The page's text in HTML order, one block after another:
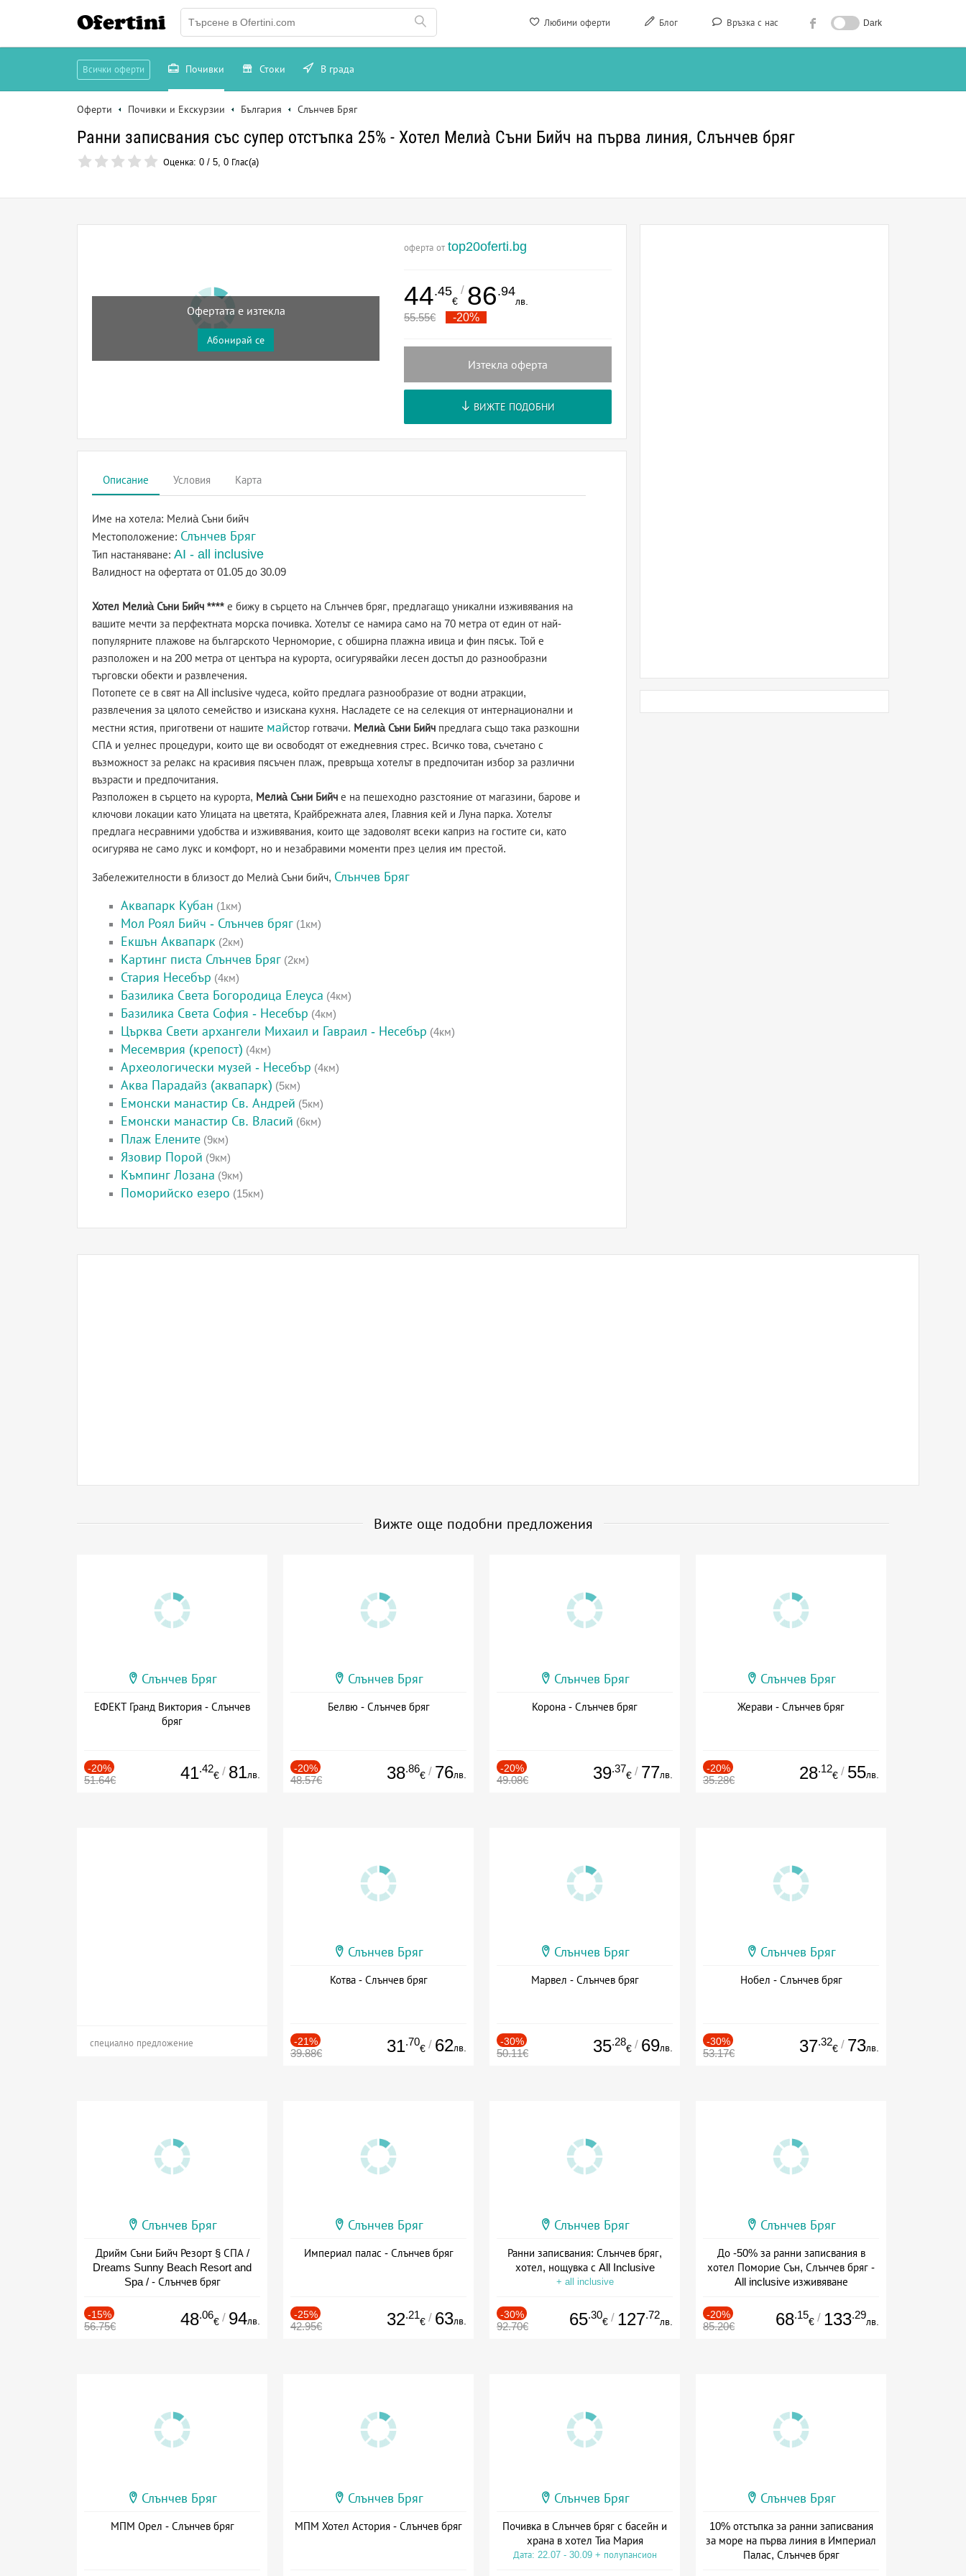
Любими оферти Блог Връзка с нас Dark
Ofertini
Всички оферти Почивки Стоки В града
Оферти Почивки и Екскурзии България Слънчев Бряг
Ранни записвания със супер отстъпка 25% - Хотел Мелиà Съни Бийч на първа линия, Слънчев бряг
Оценка: 0 / 5, 0 Глас(а)
Офертата е изтекла
Абонирай се
оферта от top20oferti.bg
44.45
€
/ 86.94
лв.
55.55€ -20%
Изтекла оферта
ВИЖТЕ ПОДОБНИ
Описание Условия Карта
Име на хотела: Мелиа̀ Съни бийч
Местоположение: Слънчев Бряг
Тип настаняване: AI - all inclusive
Валидност на офертата от 01.05 до 30.09
Хотел Мелиà Съни Бийч **** е бижу в сърцето на Слънчев бряг, предлагащо уникални изживявания на
вашите мечти за перфектната морска почивка. Хотелът се намира само на 70 метра от един от най-
популярните плажове на българското Черноморие, с обширна плажна ивица и фин пясък. Той е
разположен и на 200 метра от центъра на курорта, осигурявайки лесен достъп до разнообразни
търговски обекти и развлечения.
Потопете се в свят на All inclusive чудеса, който предлага разнообразие от водни атракции,
развлечения за цялото семейство и изискана кухня. Насладете се на селекция от интернационални и
местни ястия, приготвени от нашите майстор готвачи. Мелиà Съни Бийч предлага също така разкошни
СПА и уелнес процедури, които ще ви освободят от ежедневния стрес. Всичко това, съчетано с
възможност за релакс на красивия пясъчен плаж, превръща хотелът в предпочитан избор за различни
възрасти и предпочитания.
Разположен в сърцето на курорта, Мелиà Съни Бийч е на пешеходно разстояние от магазини, барове и
ключови локации като Улицата на цветята, Крайбрежната алея, Главния кей и Луна парка. Хотелът
предлага несравними удобства и изживявания, които ще задоволят всеки каприз на гостите си, като
осигурява не само лукс и комфорт, но и незабравими моменти през целия им престой.
Забележителности в близост до Мелиа̀ Съни бийч, Слънчев Бряг
Аквапарк Кубан (1км)
Мол Роял Бийч - Слънчев бряг (1км)
Екшън Аквапарк (2км)
Картинг писта Слънчев Бряг (2км)
Стария Несебър (4км)
Базилика Света Богородица Елеуса (4км)
Базилика Света София - Несебър (4км)
Църква Свети архангели Михаил и Гавраил - Несебър (4км)
Месемврия (крепост) (4км)
Археологически музей - Несебър (4км)
Аква Парадайз (аквапарк) (5км)
Емонски манастир Св. Андрей (5км)
Емонски манастир Св. Власий (6км)
Плаж Елените (9км)
Язовир Порой (9км)
Къмпинг Лозана (9км)
Поморийско езеро (15км)
Вижте още подобни предложения
Слънчев Бряг
ЕФЕКТ Гранд Виктория - Слънчев
бряг
-20%
51.64€ 41.42
€ / 81лв.
Слънчев Бряг
Белвю - Слънчев бряг
-20%
48.57€ 38.86
€ / 76лв.
Слънчев Бряг
Корона - Слънчев бряг
-20%
49.08€ 39.37
€ / 77лв.
Слънчев Бряг
Жерави - Слънчев бряг
-20%
35.28€ 28.12
€ / 55лв.
специално предложение
Слънчев Бряг
Котва - Слънчев бряг
-21%
39.88€ 31.70
€ / 62лв.
Слънчев Бряг
Марвел - Слънчев бряг
-30%
50.11€ 35.28
€ / 69лв.
Слънчев Бряг
Нобел - Слънчев бряг
-30%
53.17€ 37.32
€ / 73лв.
Слънчев Бряг
Дрийм Съни Бийч Резорт § СПА /
Dreams Sunny Beach Resort and
Spa / - Слънчев бряг
-15%
56.75€ 48.06
€ / 94лв.
Слънчев Бряг
Империал палас - Слънчев бряг
-25%
42.95€ 32.21
€ / 63лв.
Слънчев Бряг
Ранни записвания: Слънчев бряг,
хотел, нощувка с All Inclusive
+ all inclusive
-30%
92.70€ 65.30
€ / 127.72
лв.
Слънчев Бряг
До -50% за ранни записвания в
хотел Поморие Сън, Слънчев бряг -
All inclusive изживяване
-20%
85.20€ 68.15
€ / 133.29
лв.
Слънчев Бряг
МПМ Орел - Слънчев бряг
Слънчев Бряг
МПМ Хотел Астория - Слънчев бряг
Слънчев Бряг
Почивка в Слънчев бряг с басейн и
храна в хотел Тиа Мария
Дата: 22.07 - 30.09 + полупансион
Слънчев Бряг
10% отстъпка за ранни записвания
за море на първа линия в Империал
Палас, Слънчев бряг